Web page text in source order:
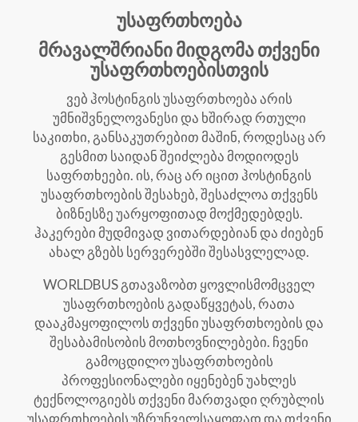
უსაფრთხოება
მრავალშრიანი მიდგომა თქვენი
უსაფრთხოებისთვის
ვებ ჰოსტინგის უსაფრთხოება არის
უმნიშვნელოვანესი და ხშირად რთული
საკითხი, განსაკუთრებით მაშინ, როდესაც არ
გესმით საიდან შეიძლება მოდიოდეს
საფრთხეები. ის, რაც არ იცით ჰოსტინგის
უსაფრთხოების შესახებ, შესაძლოა თქვენს
ბიზნესზე უარყოფითად მოქმედებდეს.
ჰაკერები მუდმივად ვითარდებიან და ძიებენ
ახალ გზებს სერვერებში შესასვლელად.
WORLDBUS გთავაზობთ ყოვლისმომცველ
უსაფრთხოების გადაწყვეტას, რათა
დააკმაყოფილოს თქვენი უსაფრთხოების და
შესაბამისობის მოთხოვნილებები. ჩვენი
გამოცდილო უსაფრთხოების
პროფესიონალები იყენებენ უახლეს
ტექნოლოგიებს თქვენი მართვადი ღრუბლის
უსაფრთხოების უზრუნველსაყოფად და თქვენი